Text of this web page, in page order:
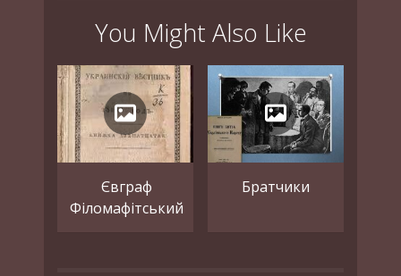
You Might Also Like
Євграф
Філомафітський
Братчики